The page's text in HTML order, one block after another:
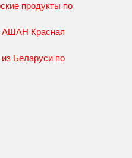
продукты по
Красная
Беларуси по